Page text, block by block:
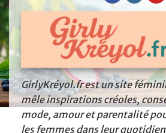
GirlyKréyol.fr est un site
mêle inspirations créoles,
mode, amour et parentalité
les femmes dans leur